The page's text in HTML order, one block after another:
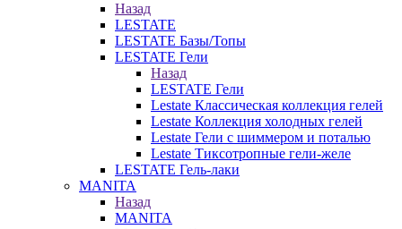
Назад
LESTATE
LESTATE Базы/Топы
LESTATE Гели
Назад
LESTATE Гели
Lestate Классическая коллекция гелей
Lestate Коллекция холодных гелей
Lestate Гели с шиммером и поталью
Lestate Тиксотропные гели-желе
LESTATE Гель-лаки
MANITA
Назад
MANITA